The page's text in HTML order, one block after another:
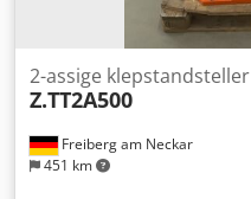
Freiberg am Neckar
451 km
2-assige klepstandsteller
Z.TT2A500